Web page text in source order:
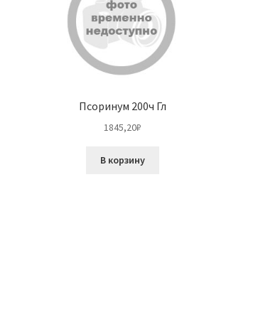
Псоринум 200ч Гл
1845,20₽
В корзину